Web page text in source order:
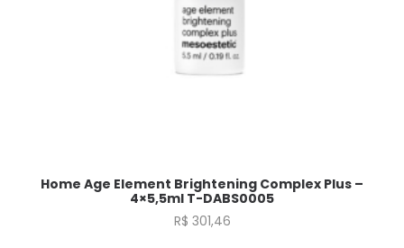
Home Age Element Brightening Complex Plus –
4×5,5ml T-DABS0005
R$ 301,46